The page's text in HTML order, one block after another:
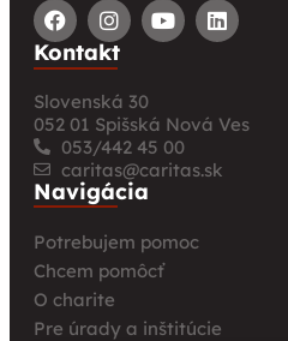
Kontakt
Slovenská 30
052 01 Spišská Nová Ves
053/442 45 00
caritas@caritas.sk
Navigácia
Potrebujem pomoc
Chcem pomôcť
O charite
Pre úrady a inštitúcie